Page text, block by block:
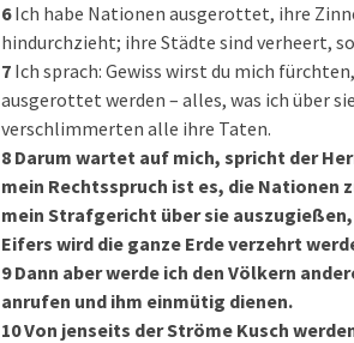
6Ich habe Nationen ausgerottet, ihre
hindurchzieht; ihre Städte sind verheert,
7 Ich sprach: Gewiss wirst du mich
ausgerottet werden – alles, was ich über
verschlimmerten alle ihre Taten.
8 Darum wartet auf mich, spricht der
mein Rechtsspruch ist es, die Nationen
mein Strafgericht über sie
Eifers wird die ganze Erde verzehrt
9Dann aber werde ich den Völkern
anrufen und ihm einmütig dienen.
10Von jenseits der Ströme Kusch